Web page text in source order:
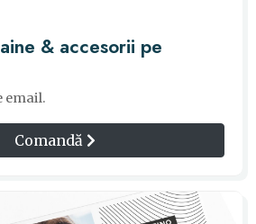
& accesorii pe
email.
Comandă